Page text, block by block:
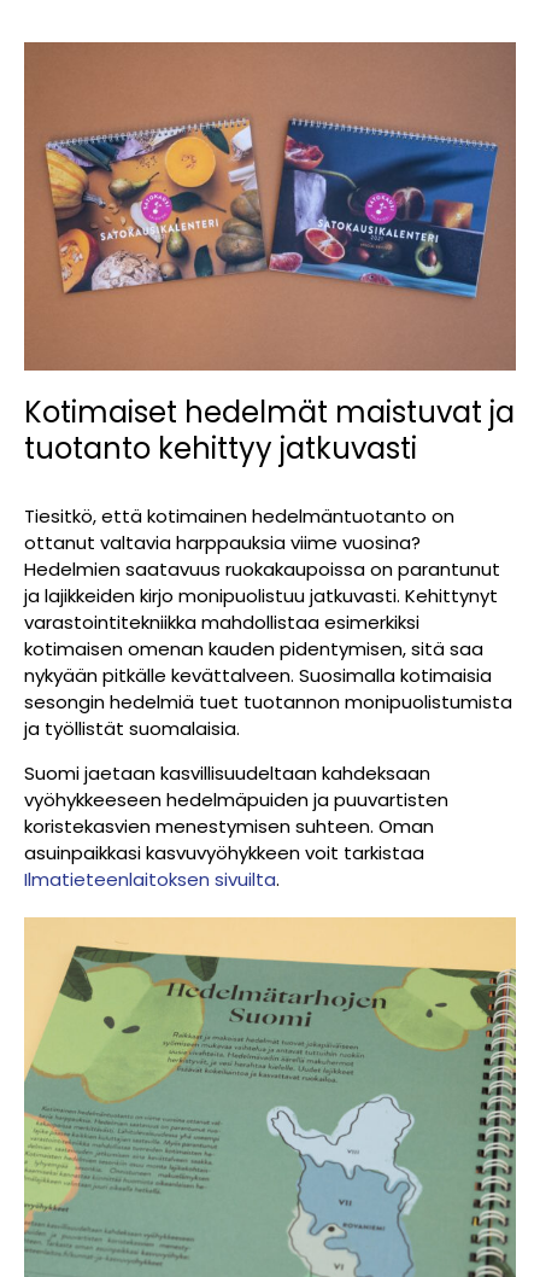
Kotimaiset hedelmät maistuvat ja
tuotanto kehittyy jatkuvasti
Tiesitkö, että kotimainen hedelmäntuotanto on
ottanut valtavia harppauksia viime vuosina?
Hedelmien saatavuus ruokakaupoissa on parantunut
ja lajikkeiden kirjo monipuolistuu jatkuvasti. Kehittynyt
varastointitekniikka mahdollistaa esimerkiksi
kotimaisen omenan kauden pidentymisen, sitä saa
nykyään pitkälle kevättalveen. Suosimalla kotimaisia
sesongin hedelmiä tuet tuotannon monipuolistumista
ja työllistät suomalaisia.
Suomi jaetaan kasvillisuudeltaan kahdeksaan
vyöhykkeeseen hedelmäpuiden ja puuvartisten
koristekasvien menestymisen suhteen. Oman
asuinpaikkasi kasvuvyöhykkeen voit tarkistaa
Ilmatieteenlaitoksen sivuilta.